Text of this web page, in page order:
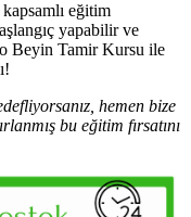
eğitim
yapabilir ve
Beyin Tamir Kursu ile
hemen bize
bu eğitim fırsatını